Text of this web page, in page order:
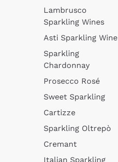
Lambrusco
Sparkling Wines
Asti Sparkling Wine
Sparkling
Chardonnay
Prosecco Rosé
Sweet Sparkling
Cartizze
Sparkling Oltrepò
Cremant
Italian Sparkling